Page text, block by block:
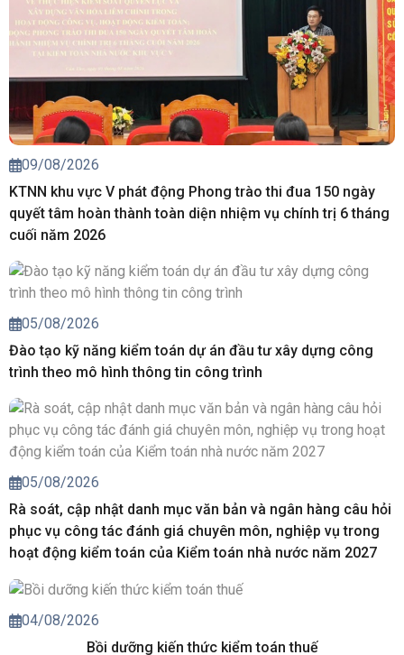
09/08/2026
KTNN khu vực V phát động Phong trào thi đua 150 ngày
quyết tâm hoàn thành toàn diện nhiệm vụ chính trị 6 tháng
cuối năm 2026
05/08/2026
Đào tạo kỹ năng kiểm toán dự án đầu tư xây dựng công
trình theo mô hình thông tin công trình
05/08/2026
Rà soát, cập nhật danh mục văn bản và ngân hàng câu hỏi
phục vụ công tác đánh giá chuyên môn, nghiệp vụ trong
hoạt động kiểm toán của Kiểm toán nhà nước năm 2027
04/08/2026
Bồi dưỡng kiến thức kiểm toán thuế